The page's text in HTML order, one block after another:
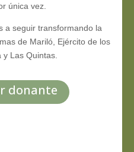
única vez.
a seguir transformando la
de Mariló, Ejército de los
y Las Quintas.
donante